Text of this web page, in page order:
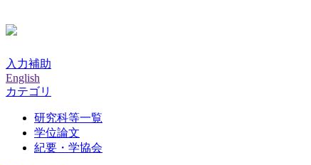
入力補助
English
カテゴリ
研究科等一覧
学位論文
紀要・学協会